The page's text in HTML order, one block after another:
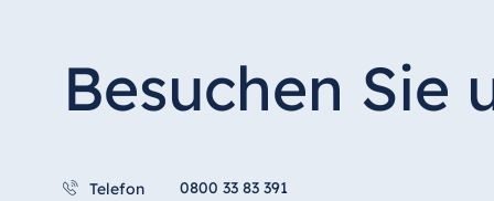
Besuchen Sie
Telefon
0800 33 83 391